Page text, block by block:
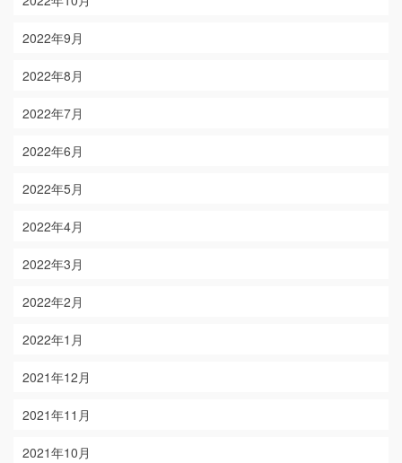
2022年9月
2022年8月
2022年7月
2022年6月
2022年5月
2022年4月
2022年3月
2022年2月
2022年1月
2021年12月
2021年11月
2021年10月